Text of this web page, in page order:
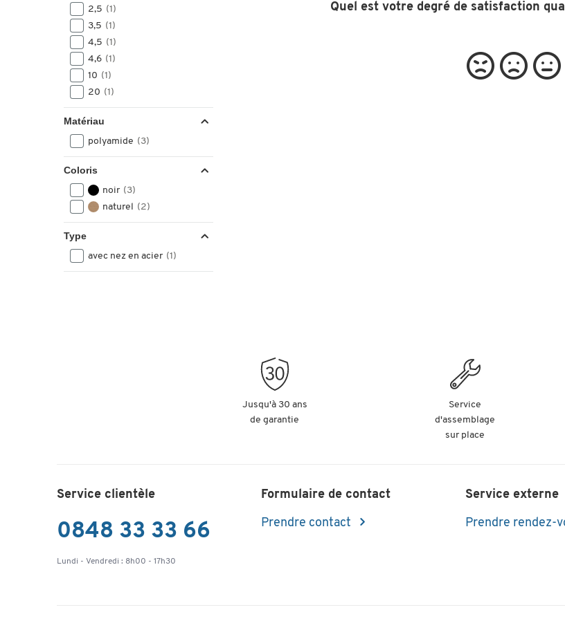
2,5 (1)
3,5 (1)
4,5 (1)
4,6 (1)
10 (1)
20 (1)
Matériau
polyamide (3)
Coloris
noir (3)
naturel (2)
Type
avec nez en acier (1)
Quel est votre degré de satisfaction
Jusqu'à 30 ans
de garantie
Service
d'assemblage
sur place
Service clientèle
0848 33 33 66
Lundi - Vendredi : 8h00 - 17h30
Formulaire de contact
Prendre contact
Service externe
Prendre rendez-